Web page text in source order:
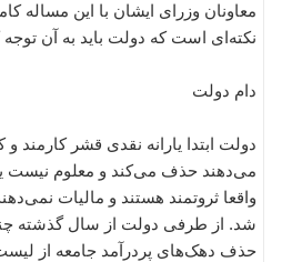
معاونان وزرای ایشان با این مساله
نکته‌ای است که دولت باید به آن توجه
دام دولت
دولت ابتدا یارانه نقدی قشر کارمند و
می‌دهند حذف می‌کند و معلوم نیست
واقعا ثروتمند هستند و مالیات
شد. از طرفی دولت از سال گذشته
حذف دهک‌های پردرآمد جامعه از